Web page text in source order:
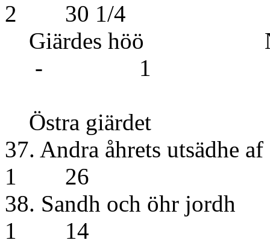
2 30 1/4
Giärdes höö
- 1
Östra giärdet
37. Andra åhrets
1 26
38. Sandh
1 14